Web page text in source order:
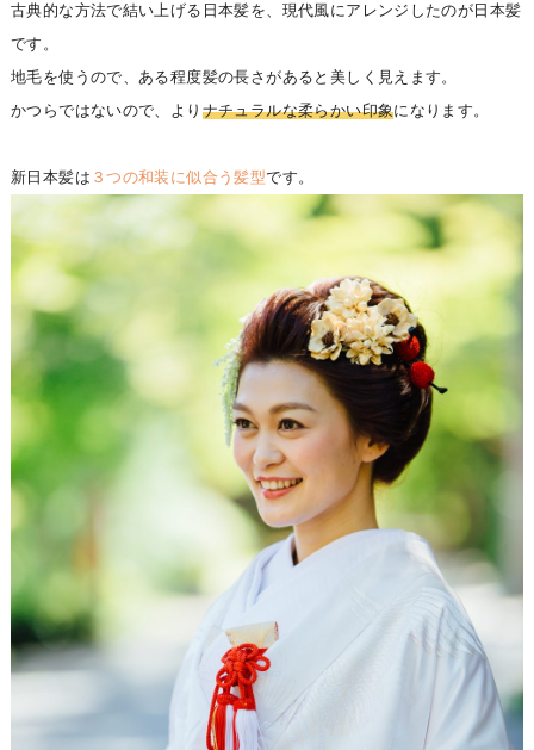
古典的な方法で結い上げる日本髪を、現代風にアレンジしたのが日本髪
です。
地毛を使うので、ある程度髪の長さがあると美しく見えます。
かつらではないので、より ナチュラルな柔らかい印象になります。
新日本髪は ３つの和装に似合う髪型です。